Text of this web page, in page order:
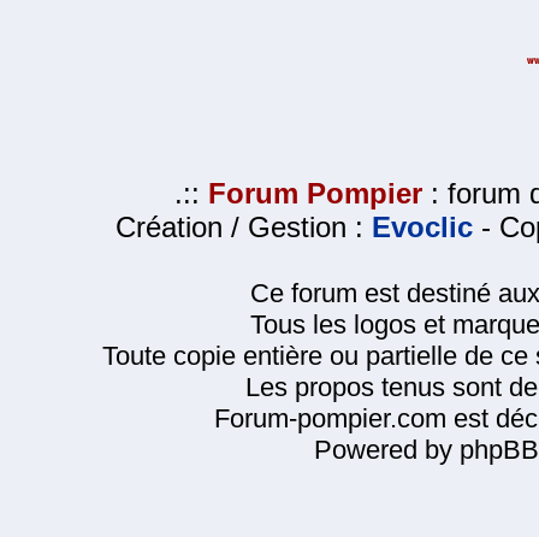
.:: Forum Pompier : forum
Création / Gestion : Evoclic -
Ce forum est destiné
Tous les logos et
Toute copie entière ou partielle de
Les propos tenus sont
Forum-pompier.com est
Powered by